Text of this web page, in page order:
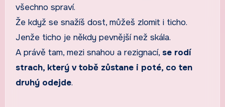
všechno spraví.
Že když se snažíš dost, můžeš zlomit i ticho.
Jenže ticho je někdy pevnější než skála.
A právě tam, mezi snahou a rezignací, se rodí
strach, který v tobě zůstane i poté, co ten
druhý odejde.